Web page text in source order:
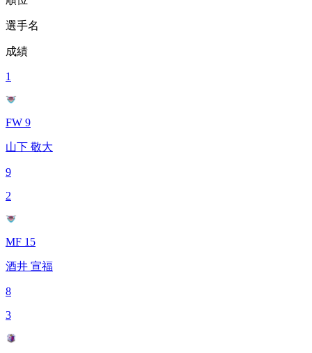
選手名
成績
1
FW 9
山下 敬大
9
2
MF 15
酒井 宣福
8
3